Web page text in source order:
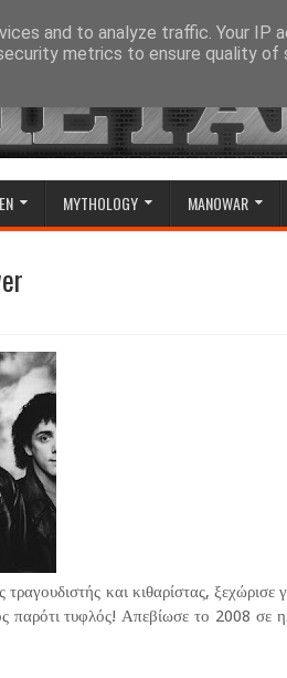
MYTHOLOGY MANOWAR
και κιθαρίστας, ξεχώρισε
παρότι τυφλός! Απεβίωσε το 2008 σε
and to analyze traffic. Your IP
metrics to ensure quality of